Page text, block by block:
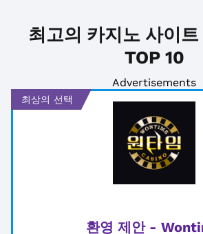
최고의 카지노 사이
TOP 10
Advertisements
최상의 선택
환영 제안 -